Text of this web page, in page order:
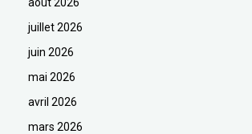
juillet 2026
juin 2026
mai 2026
avril 2026
mars 2026